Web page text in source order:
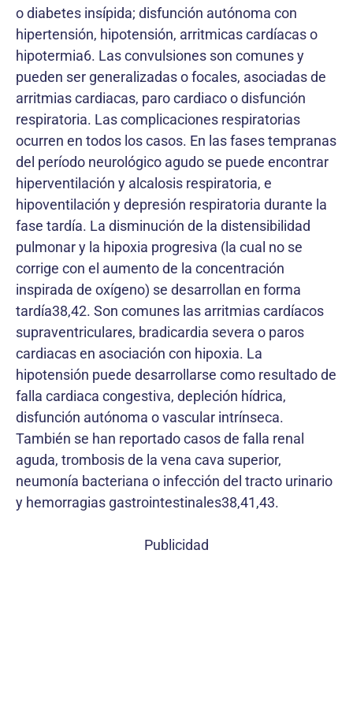
o diabetes insípida; disfunción autónoma con
hipertensión, hipotensión, arritmicas cardíacas o
hipotermia6. Las convulsiones son comunes y
pueden ser generalizadas o focales, asociadas de
arritmias cardiacas, paro cardiaco o disfunción
respiratoria. Las complicaciones respiratorias
ocurren en todos los casos. En las fases tempranas
del período neurológico agudo se puede encontrar
hiperventilación y alcalosis respiratoria, e
hipoventilación y depresión respiratoria durante la
fase tardía. La disminución de la distensibilidad
pulmonar y la hipoxia progresiva (la cual no se
corrige con el aumento de la concentración
inspirada de oxígeno) se desarrollan en forma
tardía38,42. Son comunes las arritmias cardíacos
supraventriculares, bradicardia severa o paros
cardiacas en asociación con hipoxia. La
hipotensión puede desarrollarse como resultado de
falla cardiaca congestiva, depleción hídrica,
disfunción autónoma o vascular intrínseca.
También se han reportado casos de falla renal
aguda, trombosis de la vena cava superior,
neumonía bacteriana o infección del tracto urinario
y hemorragias gastrointestinales38,41,43.
Publicidad